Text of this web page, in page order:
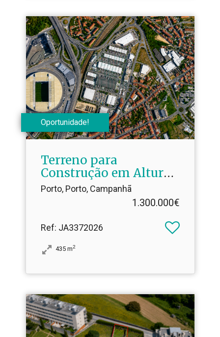
Oportunidade!
Terreno para
Construção em Altura
Junto ao Estádio do
Dragão | 3.​040 m² de
Porto, Porto, Campanhã
1.300.000€
Ref: JA3372026
435 m2